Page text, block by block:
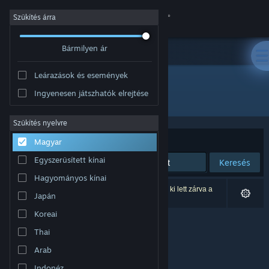
Bejelentkezés
Névjegy
Támogatás
Nyelvváltás
A Steam mobilalkalmazás beszerzése
Asztali weboldalra váltás
Szűkítés árra
Bármilyen ár
Leárazások és események
Ingyenesen játszhatók elrejtése
Szűkítés nyelvre
Magyar
Egyszerűsített kínai
Hagyományos kínai
Japán
Koreai
Thai
Arab
Fejlesztő: Macondo Games
Rendezés Relevancia
Keresés
0 eredmény felel meg a keresésednek. 1 termék ki lett zárva a
beállításaid alapján.